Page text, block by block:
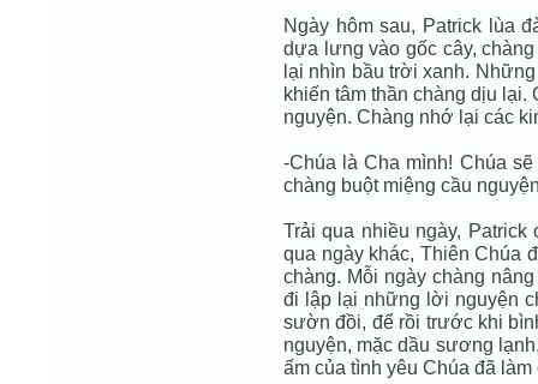
Ngày hôm sau, Patrick lùa
dựa lưng vào gốc cây,
lại nhìn bầu trời xanh.
khiến tâm thần chàng dịu
nguyện. Chàng nhớ lại các
-Chúa là Cha mình! Chúa
chàng buột miệng cầu
Trải qua nhiều ngày,
qua ngày khác, Thiên Chúa
chàng. Mỗi ngày chàng
đi lập lại những lời nguyện
sườn đồi, để rồi trước khi
nguyện, mặc dầu sương
ấm của tình yêu Chúa đã